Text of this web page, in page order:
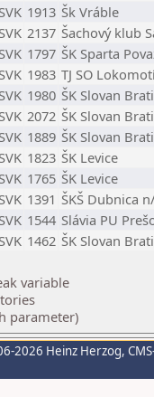
SVK 1913 Šk Vráble
SVK 2137 Šachový klub
SVK 1797 ŠK Sparta
SVK 1983 TJ SO
SVK 1980 ŠK Slovan
SVK 2072 ŠK Slovan
SVK 1889 ŠK Slovan
SVK 1823 ŠK Levice
SVK 1765 ŠK Levice
SVK 1391 ŠKŠ Dubnica
SVK 1544 Slávia PU
SVK 1462 ŠK Slovan
variable
parameter)
2026 Heinz Herzog,